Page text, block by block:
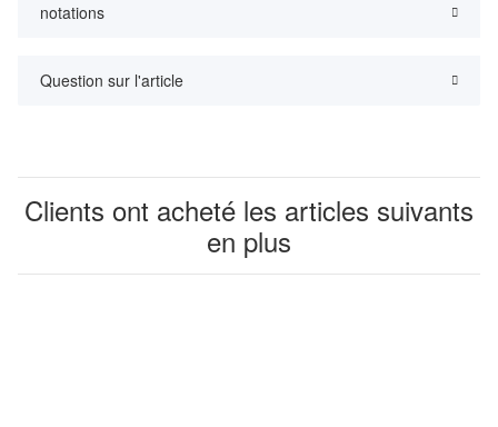
notations
Question sur l'article
Clients ont acheté les articles suivants
en plus